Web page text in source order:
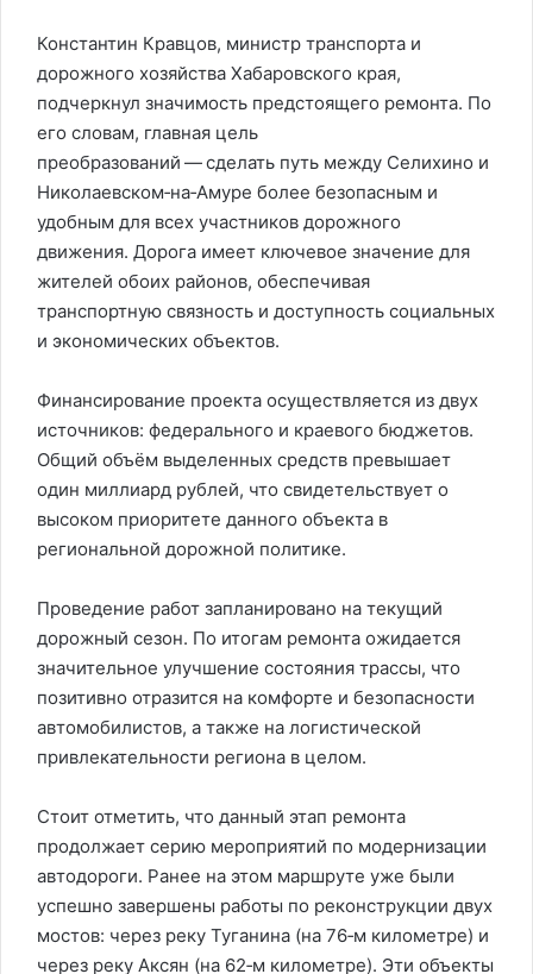
Константин Кравцов, министр транспорта и
дорожного хозяйства Хабаровского края,
подчеркнул значимость предстоящего ремонта. По
его словам, главная цель
преобразований — сделать путь между Селихино и
Николаевском‑на‑Амуре более безопасным и
удобным для всех участников дорожного
движения. Дорога имеет ключевое значение для
жителей обоих районов, обеспечивая
транспортную связность и доступность социальных
и экономических объектов.
Финансирование проекта осуществляется из двух
источников: федерального и краевого бюджетов.
Общий объём выделенных средств превышает
один миллиард рублей, что свидетельствует о
высоком приоритете данного объекта в
региональной дорожной политике.
Проведение работ запланировано на текущий
дорожный сезон. По итогам ремонта ожидается
значительное улучшение состояния трассы, что
позитивно отразится на комфорте и безопасности
автомобилистов, а также на логистической
привлекательности региона в целом.
Стоит отметить, что данный этап ремонта
продолжает серию мероприятий по модернизации
автодороги. Ранее на этом маршруте уже были
успешно завершены работы по реконструкции двух
мостов: через реку Туганина (на 76‑м километре) и
через реку Аксян (на 62‑м километре). Эти объекты